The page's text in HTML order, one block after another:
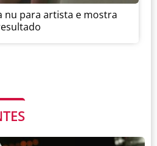
nu para artista e mostra